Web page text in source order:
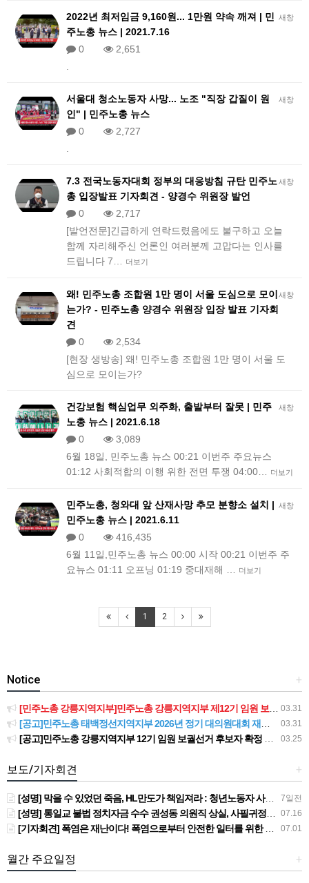
새창
2022년 최저임금 9,160원... 1만원 약속 깨져 | 민
주노총 뉴스 | 2021.7.16
0
2,651
새창
서울대 청소노동자 사망... 노조 "직장 갑질이 원
인" | 민주노총 뉴스
0
2,727
새창
7.3 전국노동자대회 정부의 대응방침 규탄 민주노
총 입장발표 기자회견 - 양경수 위원장 발언
0
2,717
[발언전문]긴급하게 연락드렸음에도 불구하고 오늘
함께 자리해주신 언론인 여러분께 고맙다는 인사를
드립니다 7…
더보기
새창
왜! 민주노총 조합원 1만 명이 서울 도심으로 모이
는가? - 민주노총 양경수 위원장 입장 발표 기자회
견
0
2,534
[현장 생방송] 왜! 민주노총 조합원 1만 명이 서울 도
심으로 모이는가?
새창
건강보험 핵심업무 외주화, 출발부터 잘못 | 민주
노총 뉴스 | 2021.6.18
0
3,089
6월 18일, 민주노총 뉴스 00:21 이번주 주요뉴스
01:12 사회적합의 이행 위한 전면 투쟁 04:00…
더보기
새창
민주노총, 청와대 앞 산재사망 추모 분향소 설치 |
민주노총 뉴스 | 2021.6.11
0
416,435
6월 11일,민주노총 뉴스 00:00 시작 00:21 이번주 주
요뉴스 01:11 오프닝 01:19 중대재해 …
더보기
1 2
+
Notice
03.31
[민주노총 강릉지역지부]민주노총 강릉지역지부 제12기 임원 보궐선거결과 공고
03.31
[공고]민주노총 태백정선지역지부 2026년 정기 대의원대회 재소집 건
03.25
[공고]민주노총 강릉지역지부 12기 임원 보궐선거 후보자 확정 공고
+
보도/기자회견
7일전
[성명] 막을 수 있었던 죽음, HL만도가 책임져라 : 청년노동자 사망사고의 철저한 진상규명과 재발방지 대책 마련하라
07.16
[성명] 통일교 불법 정치자금 수수 권성동 의원직 상실, 사필귀정이다
07.01
[기자회견] 폭염은 재난이다! 폭염으로부터 안전한 일터를 위한 민주노총 강원지역본부 폭염감시단 선포 기자회견
+
월간 주요일정